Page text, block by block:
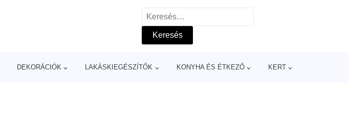
Keresés:
DEKORÁCIÓK LAKÁSKIEGÉSZÍTŐK KONYHA ÉS ÉTKEZŐ KERT